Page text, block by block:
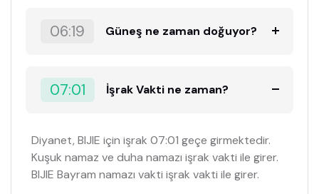
06:19 Güneş ne zaman doğuyor?
07:01 İşrak Vakti ne zaman?
Diyanet, BIJIE için işrak 07:01 geçe girmektedir.
Kuşuk namaz ve duha namazı işrak vakti ile girer.
BIJIE Bayram namazı vakti işrak vakti ile girer.